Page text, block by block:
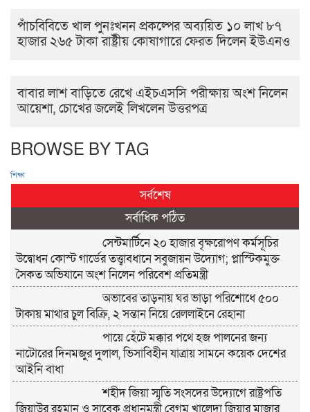
পাঁচবিবিতে খাল পুনঃখনন প্রকল্পের অব্যয়িত ১০ লাখ ৮৭
হাজার ২৬৫ টাকা রাষ্ট্রীয় কোষাগারে ফেরত দিলেন ইউএনও
বাবার লাশ বাড়িতে রেখে এইচএসসি পরীক্ষায় অংশ নিলেন
আয়েশা, চোখের জলেই লিখলেন উত্তরপত্র
BROWSE BY TAG
শিক্ষা
সর্বশেষ
সর্বাধিক পঠিত
সেন্টমার্টিনে ২০ হাজার বৃক্ষরোপণ কর্মসূচির
উদ্বোধন কোস্ট গার্ডের তত্ত্বাবধানে সবুজায়ন উদ্যোগ; প্লাস্টিকমুক্ত
সৈকত অভিযানে অংশ নিলেন পরিবেশ প্রতিমন্ত্রী
অভাবের তাড়নায় ঘর ভাড়া পরিশোধে ৫০০
টাকায় মাথার চুল বিক্রি, ২ সন্তান নিয়ে রেললাইনে রেহানা
পায়ে হেঁটে মক্কার পথে হজ পালনের জন্য
নাটোরের দিনমজুর দুলাল, ভিসাবিহীন যাত্রায় সামনে কয়েক দেশের
আইনি বাধা
শহীদ জিয়া স্মৃতি সংসদের উদ্যোগে রাষ্ট্রপতি